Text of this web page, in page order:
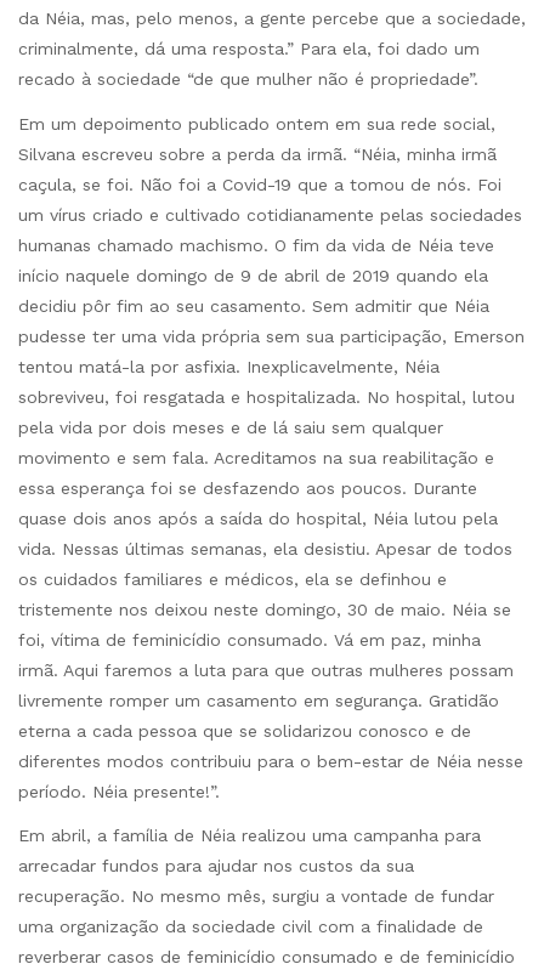
da Néia, mas, pelo menos, a gente percebe que a sociedade,
criminalmente, dá uma resposta.” Para ela, foi dado um
recado à sociedade “de que mulher não é propriedade”.
Em um depoimento publicado ontem em sua rede social,
Silvana escreveu sobre a perda da irmã. “Néia, minha irmã
caçula, se foi. Não foi a Covid-19 que a tomou de nós. Foi
um vírus criado e cultivado cotidianamente pelas sociedades
humanas chamado machismo. O fim da vida de Néia teve
início naquele domingo de 9 de abril de 2019 quando ela
decidiu pôr fim ao seu casamento. Sem admitir que Néia
pudesse ter uma vida própria sem sua participação, Emerson
tentou matá-la por asfixia. Inexplicavelmente, Néia
sobreviveu, foi resgatada e hospitalizada. No hospital, lutou
pela vida por dois meses e de lá saiu sem qualquer
movimento e sem fala. Acreditamos na sua reabilitação e
essa esperança foi se desfazendo aos poucos. Durante
quase dois anos após a saída do hospital, Néia lutou pela
vida. Nessas últimas semanas, ela desistiu. Apesar de todos
os cuidados familiares e médicos, ela se definhou e
tristemente nos deixou neste domingo, 30 de maio. Néia se
foi, vítima de feminicídio consumado. Vá em paz, minha
irmã. Aqui faremos a luta para que outras mulheres possam
livremente romper um casamento em segurança. Gratidão
eterna a cada pessoa que se solidarizou conosco e de
diferentes modos contribuiu para o bem-estar de Néia nesse
período. Néia presente!”.
Em abril, a família de Néia realizou uma campanha para
arrecadar fundos para ajudar nos custos da sua
recuperação. No mesmo mês, surgiu a vontade de fundar
uma organização da sociedade civil com a finalidade de
reverberar casos de feminicídio consumado e de feminicídio